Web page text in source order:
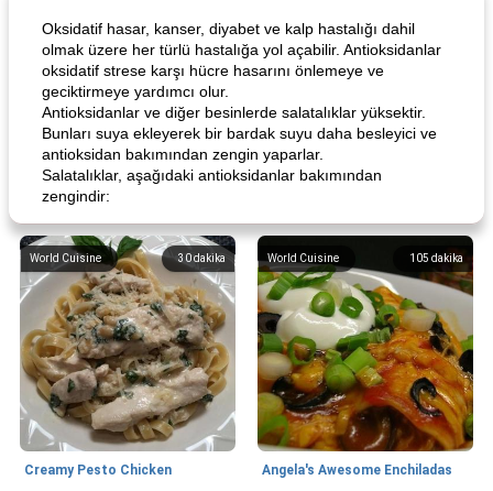
Oksidatif hasar, kanser, diyabet ve kalp hastalığı dahil
olmak üzere her türlü hastalığa yol açabilir. Antioksidanlar
oksidatif strese karşı hücre hasarını önlemeye ve
geciktirmeye yardımcı olur.
Antioksidanlar ve diğer besinlerde salatalıklar yüksektir.
Bunları suya ekleyerek bir bardak suyu daha besleyici ve
antioksidan bakımından zengin yaparlar.
Salatalıklar, aşağıdaki antioksidanlar bakımından
zengindir:
30dakika
World Cuisine
Creamy Pesto Chicken
105 dakika
World Cuisine
Angela's Awesome Enchiladas